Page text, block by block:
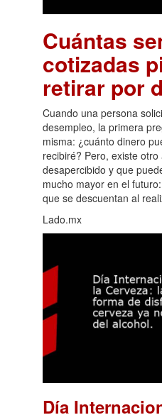
Cuántas
cotizadas
retirar por
Cuando una persona
desempleo, la primera
misma: ¿cuánto dinero
recibiré? Pero, existe
desapercibido y que
mucho mayor en el
que se descuentan al
Lado.mx
Día